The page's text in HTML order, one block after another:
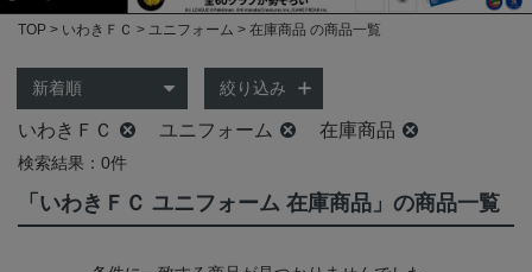
TOP いわきＦＣ ユニフォーム 在庫商品 の商品一覧
絞り込み
いわきＦＣ ユニフォーム 在庫商品
検索結果：0件
「いわきＦＣ ユニフォーム 在庫商品」の商品一覧